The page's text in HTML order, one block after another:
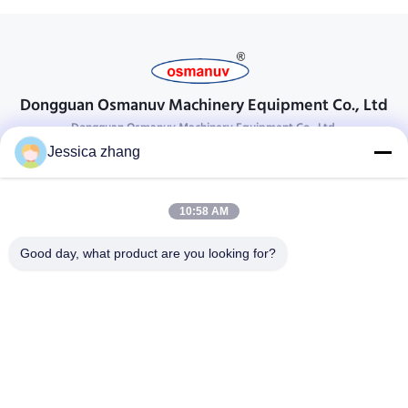
Dongguan Osmanuv Machinery Equipment Co., Ltd
Dongguan Osmanuv Machinery Equipment Co., Ltd.
Prendi contatto
28 il secondo industriale, chong Wei, Wanjiang, DongGuan,
86-769 -88125248
Jessica zhang
10:58 AM
Good day, what product are you looking for?